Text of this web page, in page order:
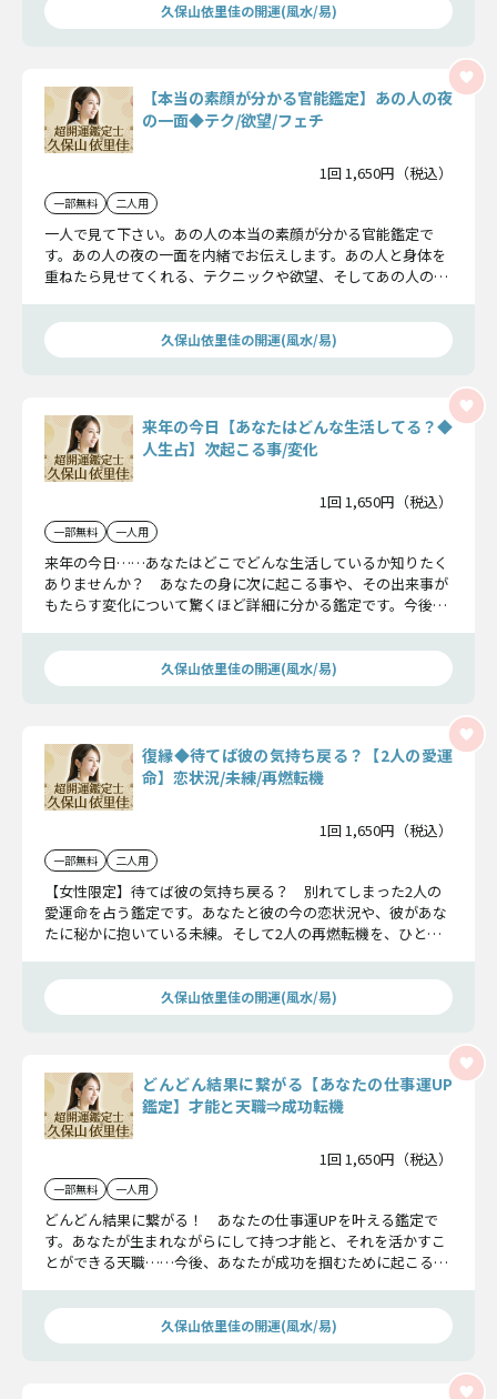
久保山依里佳の開運(風水/易)
【本当の素顔が分かる官能鑑定】あの人の夜
の一面◆テク/欲望/フェチ
1回 1,650円（税込）
一部無料 二人用
一人で見て下さい。あの人の本当の素顔が分かる官能鑑定で
す。あの人の夜の一面を内緒でお伝えします。あの人と身体を
重ねたら見せてくれる、テクニックや欲望、そしてあの人の特
久保山依里佳の開運(風水/易)
来年の今日【あなたはどんな生活してる？◆
人生占】次起こる事/変化
1回 1,650円（税込）
一部無料 一人用
来年の今日……あなたはどこでどんな生活しているか知りたく
ありませんか？ あなたの身に次に起こる事や、その出来事が
もたらす変化について驚くほど詳細に分かる鑑定です。今後の
久保山依里佳の開運(風水/易)
復縁◆待てば彼の気持ち戻る？【2人の愛運
命】恋状況/未練/再燃転機
1回 1,650円（税込）
一部無料 二人用
【女性限定】待てば彼の気持ち戻る？ 別れてしまった2人の
愛運命を占う鑑定です。あなたと彼の今の恋状況や、彼があな
たに秘かに抱いている未練。そして2人の再燃転機を、ひとつ
久保山依里佳の開運(風水/易)
どんどん結果に繋がる【あなたの仕事運UP
鑑定】才能と天職⇒成功転機
1回 1,650円（税込）
一部無料 一人用
どんどん結果に繋がる！ あなたの仕事運UPを叶える鑑定で
す。あなたが生まれながらにして持つ才能と、それを活かすこ
とができる天職……今後、あなたが成功を掴むために起こる転
久保山依里佳の開運(風水/易)